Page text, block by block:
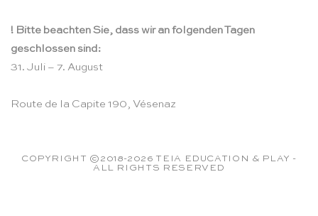
! Bitte beachten Sie, dass wir an folgenden Tagen
geschlossen sind:
31. Juli – 7. August
Route de la Capite 190, Vésenaz
COPYRIGHT ©2018-2026 TEIA EDUCATION & PLAY -
ALL RIGHTS RESERVED